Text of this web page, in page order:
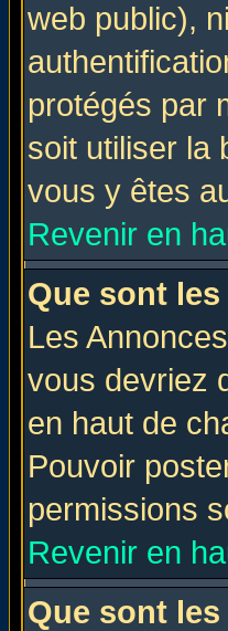
web public),
protégés par
soit utiliser la
vous y êtes
Revenir en
Que sont
Les
vous devriez
en haut de
Pouvoir
permissions
Revenir en
Que sont